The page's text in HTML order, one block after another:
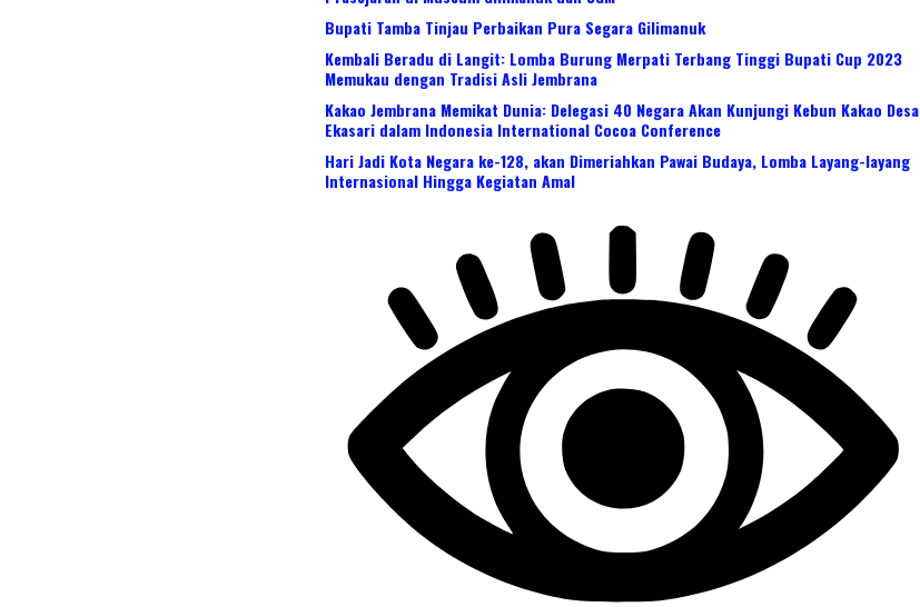
Bupati Tamba Tinjau Perbaikan Pura Segara Gilimanuk
Kembali Beradu di Langit: Lomba Burung Merpati Terbang Tinggi Bupati Cup 2023
Memukau dengan Tradisi Asli Jembrana
Kakao Jembrana Memikat Dunia: Delegasi 40 Negara Akan Kunjungi Kebun Kakao Desa
Ekasari dalam Indonesia International Cocoa Conference
Hari Jadi Kota Negara ke-128, akan Dimeriahkan Pawai Budaya, Lomba Layang-layang
Internasional Hingga Kegiatan Amal